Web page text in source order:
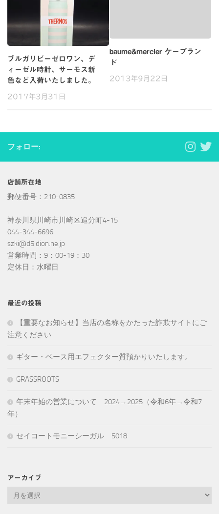
ブルガリビーゼロワン、デ
ィーゼル時計、サーモス新
色など入荷いたしました。
2017年3月31日
baume&mercier ケープラン
ド
2013年9月22日
フォロー:
店舗所在地
郵便番号：210-0835
神奈川県川崎市川崎区追分町4-15
044-344-6696
szki@d5.dion.ne.jp
営業時間：9：00-19：30
定休日：水曜日
最近の投稿
【重要なお知らせ】当店の名称をかたった詐欺サイトにご
注意ください
ギター・ベース用エフェクター質預かりいたします。
GRASSROOTS
年末年始の営業について 2024→2025（令和6年→令和7
年）
セイコートモニーシーガル 5018
アーカイブ